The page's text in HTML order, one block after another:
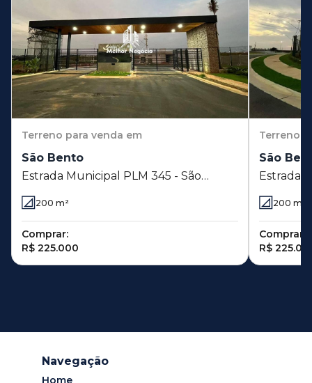
Terreno para venda em
São Bento
Estrada Municipal PLM 345 - São
Bento - Paulínia - SP
200 m²
Comprar:
R$ 225.000
Terreno
São
Estrada
Bento -
200 m²
Comprar:
R$
Navegação